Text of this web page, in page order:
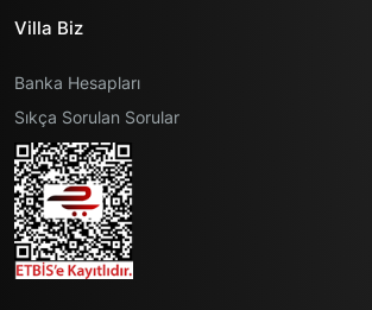
Villa Biz
Banka Hesapları
Sıkça Sorulan Sorular